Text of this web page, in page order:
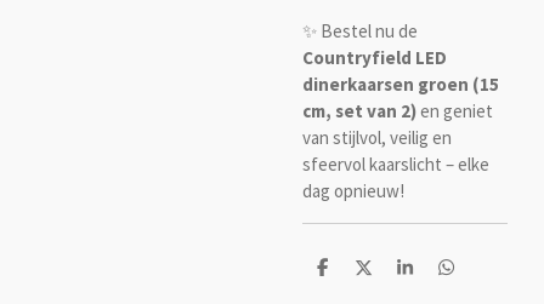
✨ Bestel nu de
Countryfield LED
dinerkaarsen groen (15
cm, set van 2)en geniet
van stijlvol, veilig en
sfeervol kaarslicht – elke
dag opnieuw!
D
D
S
D